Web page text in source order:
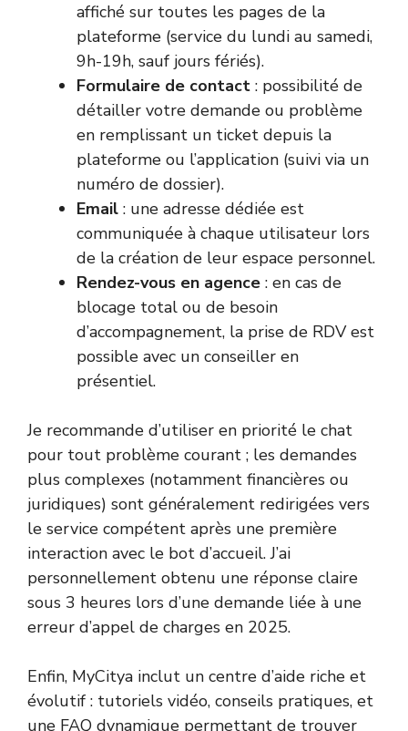
affiché sur toutes les pages de la
plateforme (service du lundi au samedi,
9h-19h, sauf jours fériés).
Formulaire de contact : possibilité de
détailler votre demande ou problème
en remplissant un ticket depuis la
plateforme ou l’application (suivi via un
numéro de dossier).
Email : une adresse dédiée est
communiquée à chaque utilisateur lors
de la création de leur espace personnel.
Rendez-vous en agence : en cas de
blocage total ou de besoin
d’accompagnement, la prise de RDV est
possible avec un conseiller en
présentiel.
Je recommande d’utiliser en priorité le chat
pour tout problème courant ; les demandes
plus complexes (notamment financières ou
juridiques) sont généralement redirigées vers
le service compétent après une première
interaction avec le bot d’accueil. J’ai
personnellement obtenu une réponse claire
sous 3 heures lors d’une demande liée à une
erreur d’appel de charges en 2025.
Enfin, MyCitya inclut un centre d’aide riche et
évolutif : tutoriels vidéo, conseils pratiques, et
une FAQ dynamique permettant de trouver